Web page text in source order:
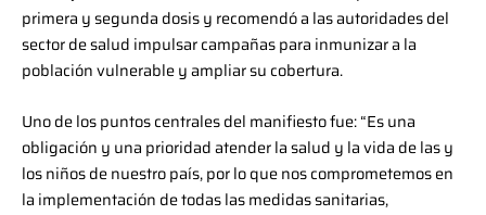
primera y segunda dosis y recomendó a las autoridades del
sector de salud impulsar campañas para inmunizar a la
población vulnerable y ampliar su cobertura.
Uno de los puntos centrales del manifiesto fue: “Es una
obligación y una prioridad atender la salud y la vida de las y
los niños de nuestro país, por lo que nos comprometemos en
la implementación de todas las medidas sanitarias,